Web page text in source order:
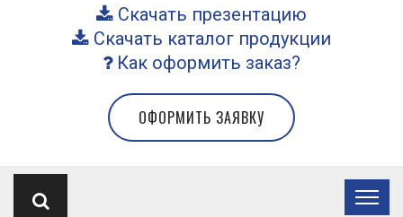
Скачать презентацию
Скачать каталог продукции
Как оформить заказ?
ОФОРМИТЬ ЗАЯВКУ